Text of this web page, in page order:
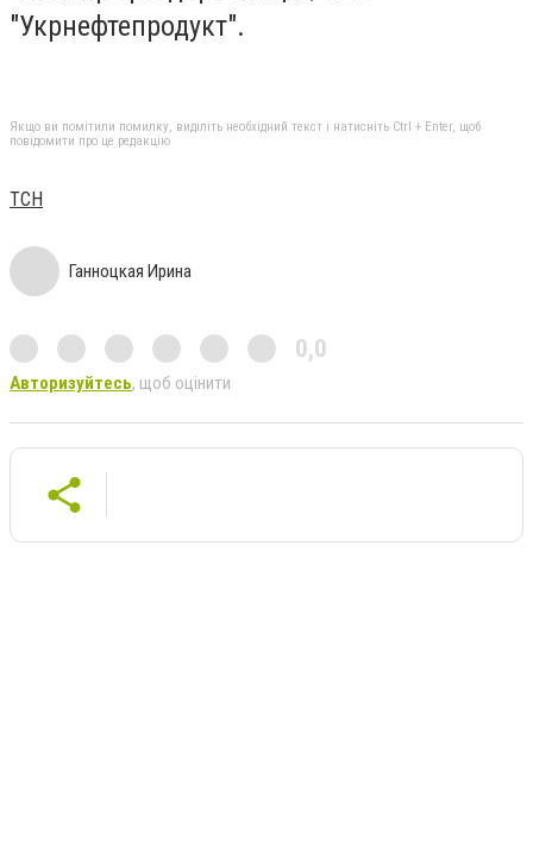
"Укрнефтепродукт".
Якщо ви помітили помилку, виділіть необхідний текст і натисніть Ctrl + Enter, щоб
повідомити про це редакцію
ТСН
Ганноцкая Ирина
0,0
Авторизуйтесь, щоб оцінити